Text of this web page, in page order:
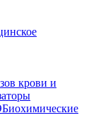
крови и
Биохимические